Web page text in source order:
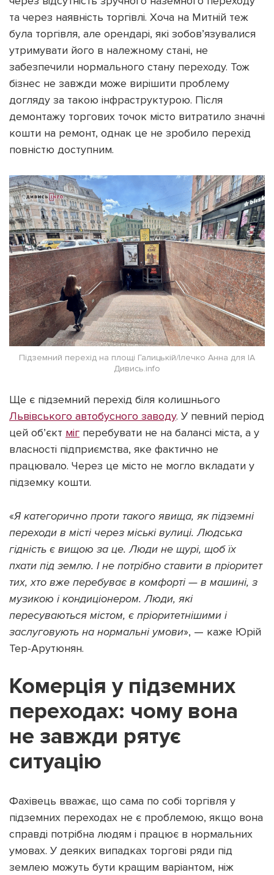
та через наявність торгівлі. Хоча на Митній теж
була торгівля, але орендарі, які зобов’язувалися
утримувати його в належному стані, не
забезпечили нормального стану переходу. Тож
бізнес не завжди може вирішити проблему
догляду за такою інфраструктурою. Після
демонтажу торгових точок місто витратило значні
кошти на ремонт, однак це не зробило перехід
повністю доступним.
Підземний перехід на площі Галицькій/Ілечко Анна для ІА
Дивись.info
Ще є підземний перехід біля колишнього
Львівського автобусного заводу. У певний період
цей об’єкт міг перебувати не на балансі міста, а у
власності підприємства, яке фактично не
працювало. Через це місто не могло вкладати у
підземку кошти.
«Я категорично проти такого явища, як підземні
переходи в місті через міські вулиці. Людська
гідність є вищою за це. Люди не щурі, щоб їх
пхати під землю. І не потрібно ставити в пріоритет
тих, хто вже перебуває в комфорті — в машині, з
музикою і кондиціонером. Люди, які
пересуваються містом, є пріоритетнішими і
заслуговують на нормальні умови», — каже Юрій
Тер-Арутюнян.
Комерція у підземних
переходах: чому вона
не завжди рятує
ситуацію
Фахівець вважає, що сама по собі торгівля у
підземних переходах не є проблемою, якщо вона
справді потрібна людям і працює в нормальних
умовах. У деяких випадках торгові ряди під
землею можуть бути кращим варіантом, ніж